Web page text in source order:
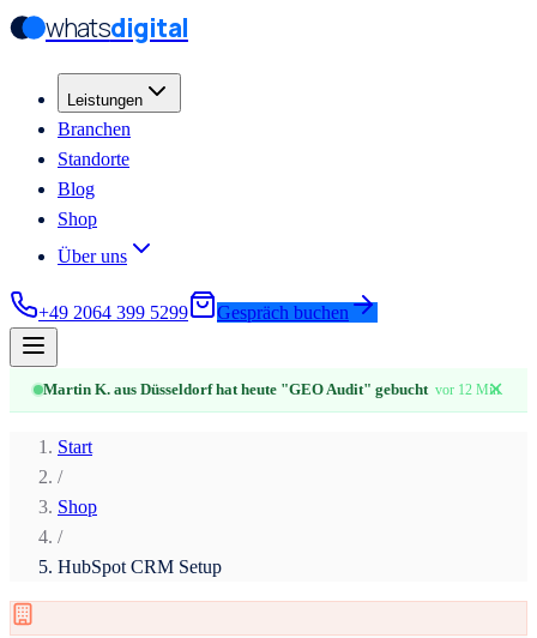
Zum Hauptinhalt springen
Zum Hauptinhalt springen
whatsdigital
Leistungen
Branchen
Standorte
Blog
Shop
Über uns
+49 2064 399 5299 Gespräch buchen
Martin K. aus Düsseldorf hat heute "GEO Audit" gebucht vor 12 Min.
✕
Start
/
Shop
/
HubSpot CRM Setup